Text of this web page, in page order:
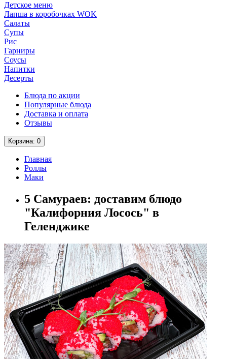
Детское меню
Лапша в коробочках WOK
Салаты
Супы
Рис
Гарниры
Соусы
Напитки
Десерты
Блюда по акции
Популярные блюда
Доставка и оплата
Отзывы
Корзина: 0
Главная
Роллы
Маки
5 Самураев: доставим блюдо
"Калифорния Лосось" в
Геленджике